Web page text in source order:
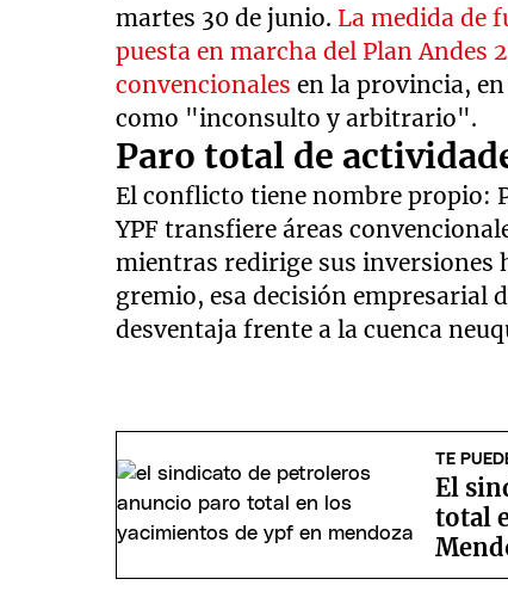
martes 30 de junio. La medida de
puesta en marcha del Plan Andes
convencionales en la provincia,
como "inconsulto y arbitrario".
Paro total de
El conflicto tiene nombre propio:
YPF transfiere áreas
mientras redirige sus inversiones
gremio, esa decisión empresarial
desventaja frente a la cuenca
TE
El
total